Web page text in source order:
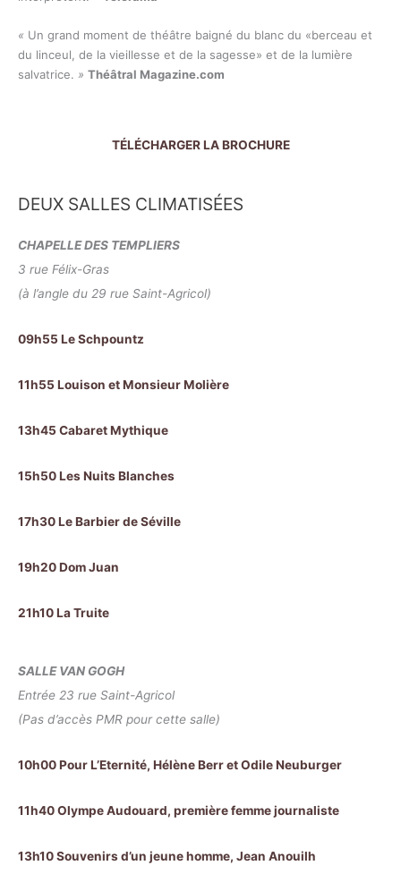
« Un grand moment de théâtre baigné du blanc du «berceau et
du linceul, de la vieillesse et de la sagesse» et de la lumière
salvatrice. » Théâtral Magazine.com
TÉLÉCHARGER LA BROCHURE
DEUX SALLES CLIMATISÉES
CHAPELLE DES TEMPLIERS
3 rue Félix-Gras
(à l’angle du 29 rue Saint-Agricol)
09h55 Le Schpountz
11h55 Louison et Monsieur Molière
13h45 Cabaret Mythique
15h50 Les Nuits Blanches
17h30 Le Barbier de Séville
19h20 Dom Juan
21h10 La Truite
SALLE VAN GOGH
Entrée 23 rue Saint-Agricol
(Pas d’accès PMR pour cette salle)
10h00 Pour L’Eternité, Hélène Berr et Odile Neuburger
11h40 Olympe Audouard, première femme journaliste
13h10 Souvenirs d’un jeune homme, Jean Anouilh